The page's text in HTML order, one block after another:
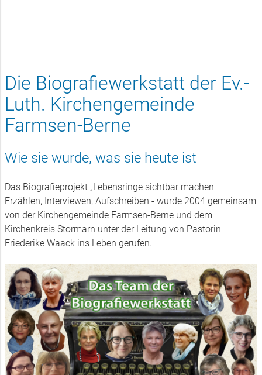
Biografiewerkstatt
Die Biografiewerkstatt der Ev.-
Luth. Kirchengemeinde
Farmsen-Berne
Wie sie wurde, was sie heute ist
Das Biografieprojekt „Lebensringe sichtbar machen –
Erzählen, Interviewen, Aufschreiben - wurde 2004 gemeinsam
von der Kirchengemeinde Farmsen-Berne und dem
Kirchenkreis Stormarn unter der Leitung von Pastorin
Friederike Waack ins Leben gerufen.